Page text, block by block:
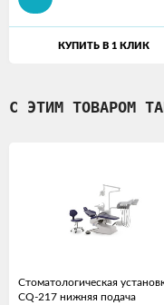
КУПИТЬ В 1 КЛИК
С ЭТИМ ТОВАРОМ
Стоматологическая
CQ-217 нижняя подача